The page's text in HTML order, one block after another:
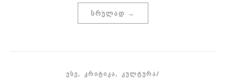
ᲡᲠᲣᲚᲐᲓ →
ᲔᲡᲔ, ᲙᲠᲘᲢᲘᲙᲐ, ᲙᲣᲚᲢᲣᲠᲐ/